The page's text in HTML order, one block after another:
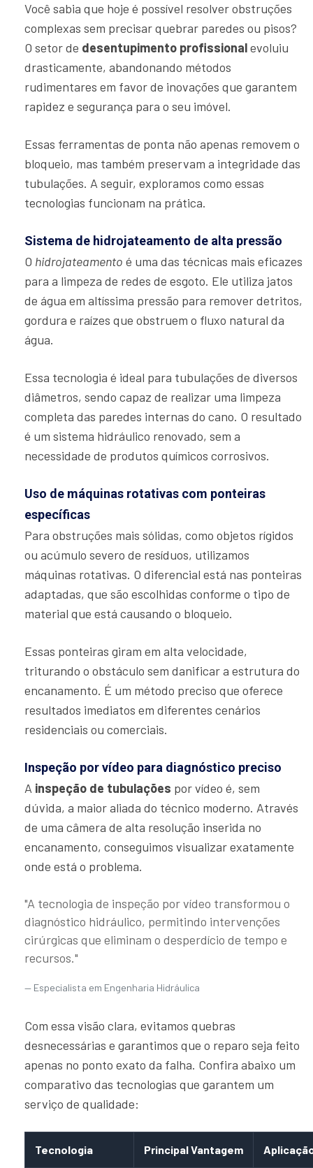
Você sabia que hoje é possível resolver obstruções
complexas sem precisar quebrar paredes ou pisos?
O setor de desentupimento profissionalevoluiu
drasticamente, abandonando métodos
rudimentares em favor de inovações que garantem
rapidez e segurança para o seu imóvel.
Essas ferramentas de ponta não apenas removem o
bloqueio, mas também preservam a integridade das
tubulações. A seguir, exploramos como essas
tecnologias funcionam na prática.
Sistema de hidrojateamento de alta pressão
O hidrojateamento é uma das técnicas mais eficazes
para a limpeza de redes de esgoto. Ele utiliza jatos
de água em altíssima pressão para remover detritos,
gordura e raízes que obstruem o fluxo natural da
água.
Essa tecnologia é ideal para tubulações de diversos
diâmetros, sendo capaz de realizar uma limpeza
completa das paredes internas do cano. O resultado
é um sistema hidráulico renovado, sem a
necessidade de produtos químicos corrosivos.
Uso de máquinas rotativas com ponteiras
específicas
Para obstruções mais sólidas, como objetos rígidos
ou acúmulo severo de resíduos, utilizamos
máquinas rotativas. O diferencial está nas ponteiras
adaptadas, que são escolhidas conforme o tipo de
material que está causando o bloqueio.
Essas ponteiras giram em alta velocidade,
triturando o obstáculo sem danificar a estrutura do
encanamento. É um método preciso que oferece
resultados imediatos em diferentes cenários
residenciais ou comerciais.
Inspeção por vídeo para diagnóstico preciso
A inspeção de tubulações por vídeo é, sem
dúvida, a maior aliada do técnico moderno. Através
de uma câmera de alta resolução inserida no
encanamento, conseguimos visualizar exatamente
onde está o problema.
"A tecnologia de inspeção por vídeo transformou o
diagnóstico hidráulico, permitindo intervenções
cirúrgicas que eliminam o desperdício de tempo e
recursos."
Especialista em Engenharia Hidráulica
Com essa visão clara, evitamos quebras
desnecessárias e garantimos que o reparo seja feito
apenas no ponto exato da falha. Confira abaixo um
comparativo das tecnologias que garantem um
serviço de qualidade:
Tecnologia Principal Vantagem